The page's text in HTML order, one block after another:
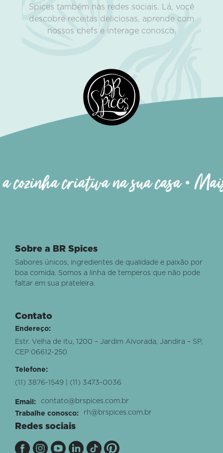
Spices também nas redes sociais. Lá, você
descobre receitas deliciosas, aprende com
nossos chefs e interage conosco.
criativa na sua casa •
Sobre a BR Spices
Sabores únicos, ingredientes de qualidade e paixão por
boa comida. Somos a linha de temperos que não pode
faltar em sua prateleira.
Contato
Endereço:
Estr. Velha de Itu, 1200 – Jardim Alvorada, Jandira – SP,
CEP 06612-250
Telefone:
(11) 3876-1549 | (11) 3473-0036
Email:
contato@brspices.com.br
Trabalhe conosco:
rh@brspices.com.br
Redes sociais